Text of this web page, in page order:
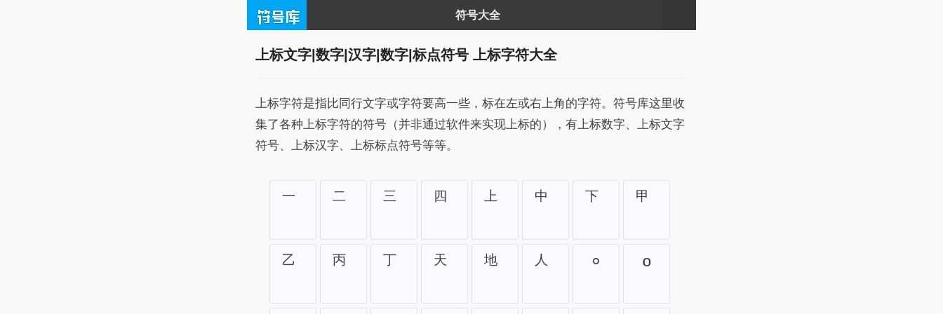
符号大全
上标文字|数字|汉字|数字|标点符号 上标字符大全
上标字符是指比同行文字或字符要高一些，标在左或右上角的字符。符号库这里收
集了各种上标字符的符号（并非通过软件来实现上标的），有上标数字、上标文字
符号、上标汉字、上标标点符号等等。
㆒ ㆓ ㆔ ㆕ ㆖ ㆗ ㆘ ㆙
㆚ ㆛ ㆜ ㆝ ㆞ ㆟ ° º